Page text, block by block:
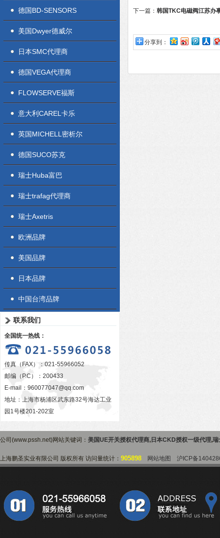
德国BD-SENSORS
美国Dwyer德威尔
日本SMC代理商
德国VEGA代理商
FLOWSERVE福斯
意大利CAREL卡乐
英国MICHELL密析尔
德国SUCO苏克
瑞士Huba富巴
瑞士trafag代理商
瑞士Axetris
欧洲品牌
美国品牌
日本品牌
中国台湾品牌
联系我们
全国统一热线：
传真（FAX）：021-55966052
邮编（P.C）：200433
E-mail： 960077047@qq.com
地址：上海市杨浦区武东路32号海达工业
园1号楼201-202室
下一篇： 韩国TKC电磁阀江苏办
分享到：
公司(www.pssh.net)网站关键词： 美国UE开关授权代理商, 日本CKD授权一级代理,瑞
上海鹏圣实业有限公司 版权所有 访问量统计： 905898 网站地图 沪ICP备